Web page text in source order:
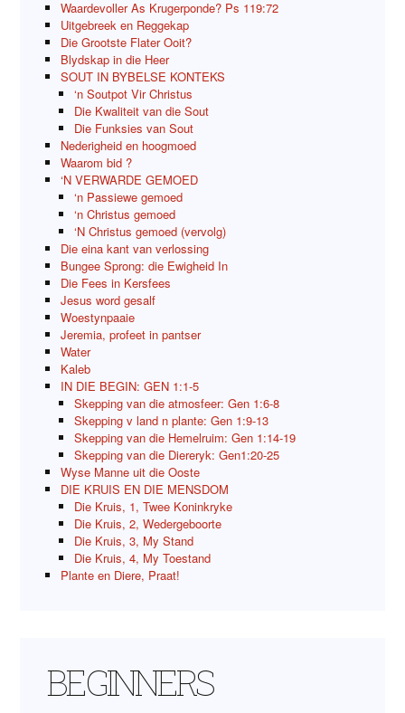
Waardevoller As Krugerponde? Ps 119:72
Uitgebreek en Reggekap
Die Grootste Flater Ooit?
Blydskap in die Heer
SOUT IN BYBELSE KONTEKS
‘n Soutpot Vir Christus
Die Kwaliteit van die Sout
Die Funksies van Sout
Nederigheid en hoogmoed
Waarom bid ?
‘N VERWARDE GEMOED
‘n Passiewe gemoed
‘n Christus gemoed
‘N Christus gemoed (vervolg)
Die eina kant van verlossing
Bungee Sprong: die Ewigheid In
Die Fees in Kersfees
Jesus word gesalf
Woestynpaaie
Jeremia, profeet in pantser
Water
Kaleb
IN DIE BEGIN: GEN 1:1-5
Skepping van die atmosfeer: Gen 1:6-8
Skepping v land n plante: Gen 1:9-13
Skepping van die Hemelruim: Gen 1:14-19
Skepping van die Diereryk: Gen1:20-25
Wyse Manne uit die Ooste
DIE KRUIS EN DIE MENSDOM
Die Kruis, 1, Twee Koninkryke
Die Kruis, 2, Wedergeboorte
Die Kruis, 3, My Stand
Die Kruis, 4, My Toestand
Plante en Diere, Praat!
BEGINNERS